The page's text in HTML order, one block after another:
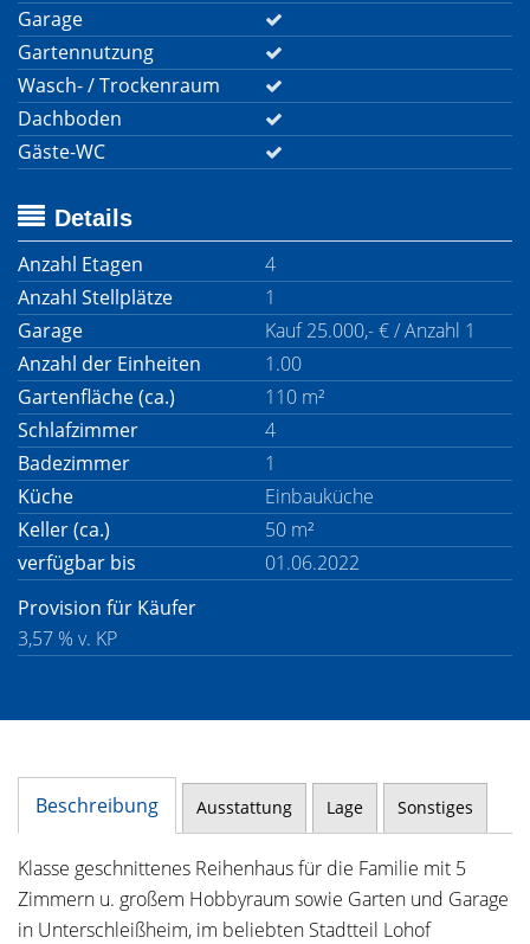
Garage
Gartennutzung
Wasch- / Trockenraum
Dachboden
Gäste-WC
Details
Anzahl Etagen
4
Anzahl Stellplätze
1
Garage
Kauf 25.000,- € / Anzahl 1
Anzahl der Einheiten
1.00
Gartenfläche (ca.)
110 m²
Schlafzimmer
4
Badezimmer
1
Küche
Einbauküche
Keller (ca.)
50 m²
verfügbar bis
01.06.2022
Provision für Käufer
3,57 % v. KP
Beschreibung Ausstattung Lage Sonstiges
Klasse geschnittenes Reihenhaus für die Familie mit 5
Zimmern u. großem Hobbyraum sowie Garten und Garage
in Unterschleißheim, im beliebten Stadtteil Lohof